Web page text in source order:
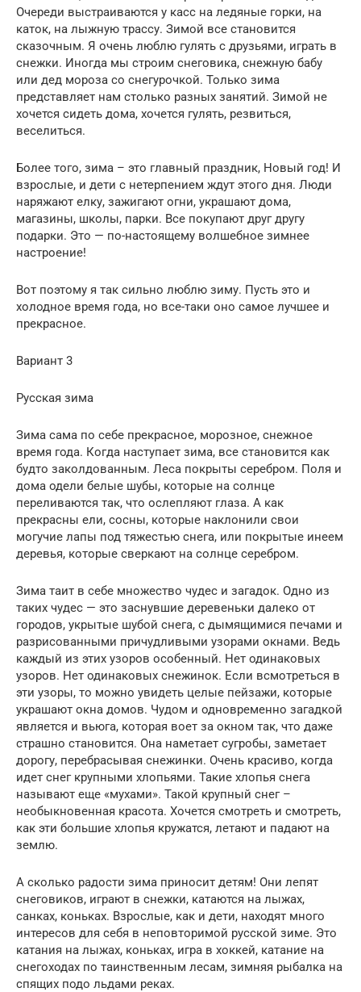
Очереди выстраиваются у касс на ледяные горки, на
каток, на лыжную трассу. Зимой все становится
сказочным. Я очень люблю гулять с друзьями, играть в
снежки. Иногда мы строим снеговика, снежную бабу
или дед мороза со снегурочкой. Только зима
представляет нам столько разных занятий. Зимой не
хочется сидеть дома, хочется гулять, резвиться,
веселиться.
Более того, зима – это главный праздник, Новый год! И
взрослые, и дети с нетерпением ждут этого дня. Люди
наряжают елку, зажигают огни, украшают дома,
магазины, школы, парки. Все покупают друг другу
подарки. Это — по-настоящему волшебное зимнее
настроение!
Вот поэтому я так сильно люблю зиму. Пусть это и
холодное время года, но все-таки оно самое лучшее и
прекрасное.
Вариант 3
Русская зима
Зима сама по себе прекрасное, морозное, снежное
время года. Когда наступает зима, все становится как
будто заколдованным. Леса покрыты серебром. Поля и
дома одели белые шубы, которые на солнце
переливаются так, что ослепляют глаза. А как
прекрасны ели, сосны, которые наклонили свои
могучие лапы под тяжестью снега, или покрытые инеем
деревья, которые сверкают на солнце серебром.
Зима таит в себе множество чудес и загадок. Одно из
таких чудес — это заснувшие деревеньки далеко от
городов, укрытые шубой снега, с дымящимися печами и
разрисованными причудливыми узорами окнами. Ведь
каждый из этих узоров особенный. Нет одинаковых
узоров. Нет одинаковых снежинок. Если всмотреться в
эти узоры, то можно увидеть целые пейзажи, которые
украшают окна домов. Чудом и одновременно загадкой
является и вьюга, которая воет за окном так, что даже
страшно становится. Она наметает сугробы, заметает
дорогу, перебрасывая снежинки. Очень красиво, когда
идет снег крупными хлопьями. Такие хлопья снега
называют еще «мухами». Такой крупный снег –
необыкновенная красота. Хочется смотреть и смотреть,
как эти большие хлопья кружатся, летают и падают на
землю.
А сколько радости зима приносит детям! Они лепят
снеговиков, играют в снежки, катаются на лыжах,
санках, коньках. Взрослые, как и дети, находят много
интересов для себя в неповторимой русской зиме. Это
катания на лыжах, коньках, игра в хоккей, катание на
снегоходах по таинственным лесам, зимняя рыбалка на
спящих подо льдами реках.